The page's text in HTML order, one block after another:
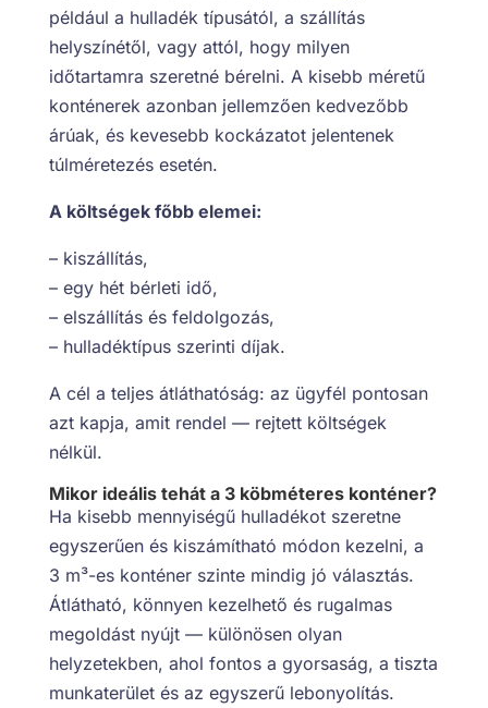
például a hulladék típusától, a szállítás
helyszínétől, vagy attól, hogy milyen
időtartamra szeretné bérelni. A kisebb méretű
konténerek azonban jellemzően kedvezőbb
árúak, és kevesebb kockázatot jelentenek
túlméretezés esetén.
A költségek főbb elemei:
– kiszállítás,
– egy hét bérleti idő,
– elszállítás és feldolgozás,
– hulladéktípus szerinti díjak.
A cél a teljes átláthatóság: az ügyfél pontosan
azt kapja, amit rendel — rejtett költségek
nélkül.
Mikor ideális tehát a 3 köbméteres konténer?
Ha kisebb mennyiségű hulladékot szeretne
egyszerűen és kiszámítható módon kezelni, a
3 m³-es konténer szinte mindig jó választás.
Átlátható, könnyen kezelhető és rugalmas
megoldást nyújt — különösen olyan
helyzetekben, ahol fontos a gyorsaság, a tiszta
munkaterület és az egyszerű lebonyolítás.